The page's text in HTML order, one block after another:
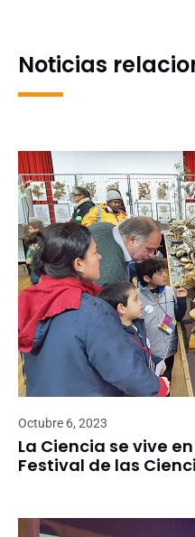
Noticias
Octubre 6, 2023
La Ciencia se vive
Festival de las